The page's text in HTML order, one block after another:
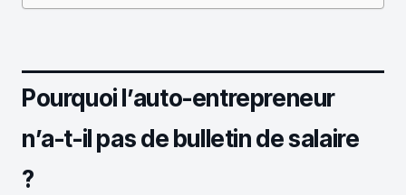
Pourquoi l’auto-entrepreneur
n’a-t-il pas de bulletin de salaire
?